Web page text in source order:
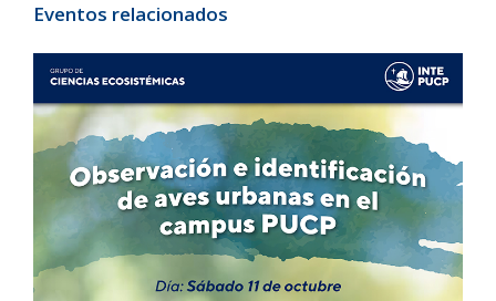
Eventos relacionados